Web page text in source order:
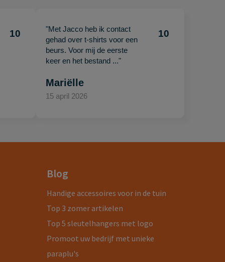
10
"Met Jacco heb ik contact
gehad over t-shirts voor een
beurs. Voor mij de eerste
keer en het bestand ..."
10
Mariëlle
15 april 2026
Blog
Handige accessoires voor in de tuin
Top 3 zomer artikelen
Top 5 sleutelhangers met logo
Promoot uw bedrijf met unieke
paraplu's